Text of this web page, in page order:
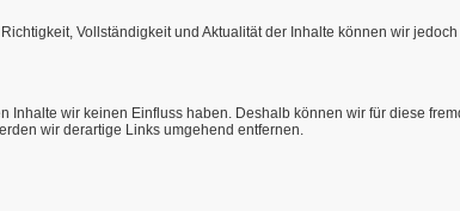
Vollständigkeit und Aktualität der Inhalte können wir
Inhalte wir keinen Einfluss haben. Deshalb können wir für diese
wir derartige Links umgehend entfernen.